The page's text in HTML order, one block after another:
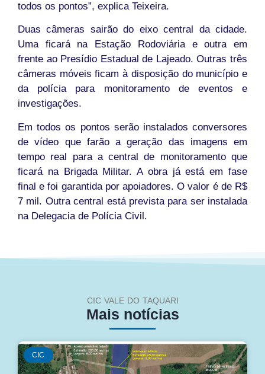
todos os pontos”, explica Teixeira.
Duas câmeras sairão do eixo central da cidade.
Uma ficará na Estação Rodoviária e outra em
frente ao Presídio Estadual de Lajeado. Outras três
câmeras móveis ficam à disposição do município e
da polícia para monitoramento de eventos e
investigações.
Em todos os pontos serão instalados conversores
de vídeo que farão a geração das imagens em
tempo real para a central de monitoramento que
ficará na Brigada Militar. A obra já está em fase
final e foi garantida por apoiadores. O valor é de R$
7 mil. Outra central está prevista para ser instalada
na Delegacia de Polícia Civil.
CIC VALE DO TAQUARI
Mais notícias
CIC